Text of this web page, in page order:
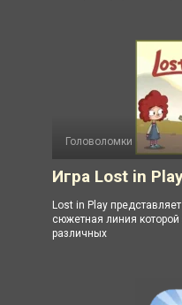
Головоломки
Игра Lost in
Lost in Play
сюжетная линия
различных